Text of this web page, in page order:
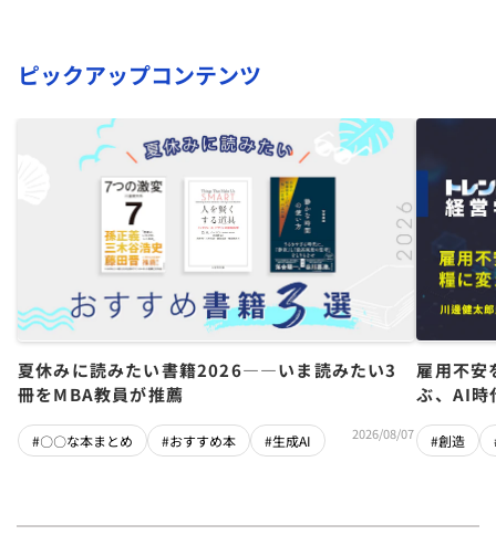
ピックアップコンテンツ
夏休みに読みたい書籍2026――いま読みたい3
冊をMBA教員が推薦
#〇〇な本まとめ #おすすめ本 #生成AI 2026/08/07
雇用不
ぶ、AI時
#創造